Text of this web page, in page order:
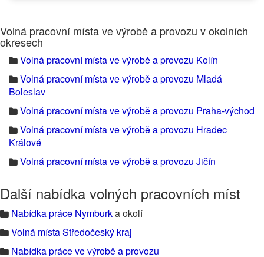
Volná pracovní místa ve výrobě a provozu v okolních
okresech
Volná pracovní místa ve výrobě a provozu Kolín
Volná pracovní místa ve výrobě a provozu Mladá
Boleslav
Volná pracovní místa ve výrobě a provozu Praha-východ
Volná pracovní místa ve výrobě a provozu Hradec
Králové
Volná pracovní místa ve výrobě a provozu Jičín
Další nabídka volných pracovních míst
Nabídka práce Nymburka okolí
Volná místa Středočeský kraj
Nabídka práce ve výrobě a provozu